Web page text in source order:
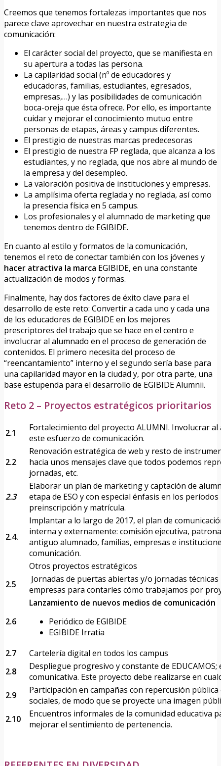
Creemos que tenemos fortalezas importantes que nos
parece clave aprovechar en nuestra estrategia de
comunicación:
El carácter social del proyecto, que se manifiesta en
su apertura a todas las persona.
La capilaridad social (nº de educadores y
educadoras, familias, estudiantes, egresados,
empresas,…) y las posibilidades de comunicación
boca-oreja que ésta ofrece. Por ello, es importante
cuidar y mejorar el conocimiento mutuo entre
personas de etapas, áreas y campus diferentes.
El prestigio de nuestras marcas predecesoras
El prestigio de nuestra FP reglada, que alcanza a los
estudiantes, y no reglada, que nos abre al mundo de
la empresa y del desempleo.
La valoración positiva de instituciones y empresas.
La amplísima oferta reglada y no reglada, así como
la presencia física en 5 campus.
Los profesionales y el alumnado de marketing que
tenemos dentro de EGIBIDE.
En cuanto al estilo y formatos de la comunicación,
tenemos el reto de conectar también con los jóvenes y
hacer atractiva la marca EGIBIDE, en una constante
actualización de modos y formas.
Finalmente, hay dos factores de éxito clave para el
desarrollo de este reto: Convertir a cada uno y cada una
de los educadores de EGIBIDE en los mejores
prescriptores del trabajo que se hace en el centro e
involucrar al alumnado en el proceso de generación de
contenidos. El primero necesita del proceso de
“reencantamiento” interno y el segundo sería base para
una capilaridad mayor en la ciudad y, por otra parte, una
base estupenda para el desarrollo de EGIBIDE Alumnii.
Reto 2 – Proyectos estratégicos prioritarios
2.1
Fortalecimiento del proyecto ALUMNI. Involucrar
este esfuerzo de comunicación.
2.2
Renovación estratégica de web y resto de
hacia unos mensajes clave que todos podemos
jornadas, etc.
2.3
Elaborar un plan de marketing y captación de
etapa de ESO y con especial énfasis en los
preinscripción y matrícula.
2.4.
Implantar a lo largo de 2017, el plan de
interna y externamente: comisión ejecutiva,
antiguo alumnado, familias, empresas e
comunicación.
Otros proyectos estratégicos
2.5
Jornadas de puertas abiertas y/o jornadas
empresas para contarles cómo trabajamos por
2.6
Lanzamiento de nuevos medios de comunicación
Periódico de EGIBIDE
EGIBIDE Irratia
2.7
Cartelería digital en todos los campus
2.8
Despliegue progresivo y constante de
comunicativa. Este proyecto debe realizarse en
2.9
Participación en campañas con repercusión
sociales, de modo que se proyecte una imagen
2.10
Encuentros informales de la comunidad educativa
mejorar el sentimiento de pertenencia.